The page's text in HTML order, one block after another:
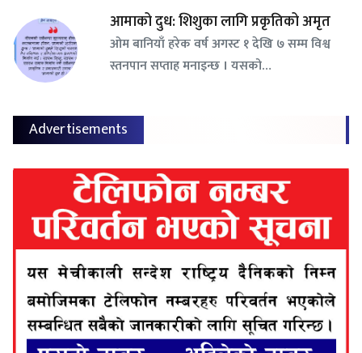
आमाको दुध: शिशुका लागि प्रकृतिको अमृत
ओम बानियाँ हरेक वर्ष अगस्ट १ देखि ७ सम्म विश्व
स्तनपान सप्ताह मनाइन्छ । यसको…
Advertisements